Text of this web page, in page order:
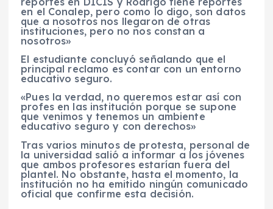
en el Conalep, pero como lo digo, son datos
que a nosotros nos llegaron de otras
instituciones, pero no nos constan a
nosotros»
El estudiante concluyó señalando que el
principal reclamo es contar con un entorno
educativo seguro.
«Pues la verdad, no queremos estar así con
profes en las institución porque se supone
que venimos y tenemos un ambiente
educativo seguro y con derechos»
Tras varios minutos de protesta, personal de
la universidad salió a informar a los jóvenes
que ambos profesores estarían fuera del
plantel. No obstante, hasta el momento, la
institución no ha emitido ningún comunicado
oficial que confirme esta decisión.